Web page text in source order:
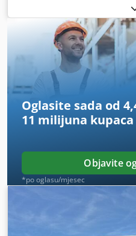
05/
ovjes:čelik, dimenzija gume:
veličina prednje gume:295 /
12.000 kg,
Oglasite sada od
11 milijuna kupaca
Objavite
*po oglasu/mjesec